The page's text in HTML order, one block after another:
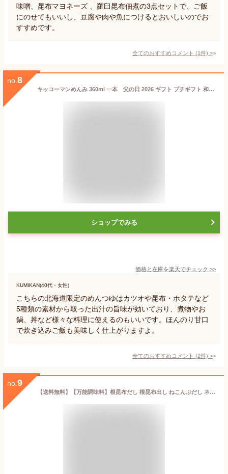
味噌、昆布マヨネーズ 、羅臼昆布佃煮の3点セットで、ご飯
にのせてもいいし、豆腐や肉や魚につけるとおいしいのでお
すすめです。
全てのおすすめコメント (1件) >
no. 8
キッコーマンめんみ 360ml 一本 父の日 2026 ギフト プチギフト 和風料理 調味料 万能調味料 そうめん めん類 丼物 煮物 鍋 おでん 北海道限定 お菓子以外 誕生日 内祝い 退職 500円以下 お祝い 転勤 お礼 お返し
ショップでみる
価格と在庫を楽天でチェック >>
KUMIKAN(40代・女性)
こちらの北海道限定のめんつゆはカツオや昆布・ホタテなど
5種類の素材から取った出汁の旨味が効いており、煮物やお
鍋、丼など様々な料理に使えるのもいいです。ほんのり甘口
で炊き込みご飯も美味しく仕上がりますよ。
全てのおすすめコメント (2件) >
no. 9
【送料無料】【万能調味料】根昆布だし 根昆布出し ねこんぶだし ネコンブ 300g （北海道産）【万能調味料】 4本セット（北海道産）